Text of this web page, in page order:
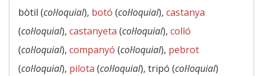
bòtil (col·loquial), botó (col·loquial), castanya
(col·loquial), castanyeta (col·loquial), colló
(col·loquial), companyó (col·loquial), pebrot
(col·loquial), pilota (col·loquial), tripó (col·loquial)